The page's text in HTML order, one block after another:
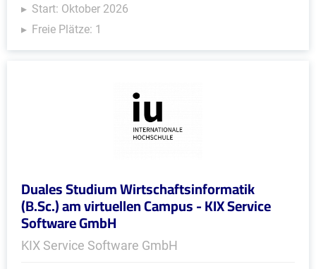
Start: Oktober 2026
Freie Plätze: 1
Duales Studium Wirtschaftsinformatik
(B.Sc.) am virtuellen Campus - KIX Service
Software GmbH
KIX Service Software GmbH